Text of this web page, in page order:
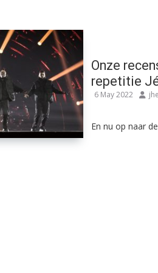
Onze
repetitie
6 May 2022 jhe
En nu op naar